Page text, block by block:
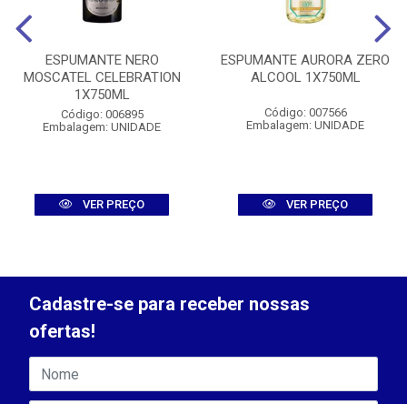
ESPUMANTE NERO
MOSCATEL CELEBRATION
1X750ML
Código: 006895
Embalagem: UNIDADE
VER PREÇO
ESPUMANTE AURORA ZERO
ALCOOL 1X750ML
Código: 007566
Embalagem: UNIDADE
VER PREÇO
Cadastre-se para receber nossas
ofertas!